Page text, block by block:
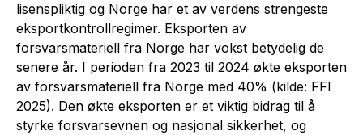
lisenspliktig og Norge har et av verdens strengeste
eksportkontrollregimer. Eksporten av
forsvarsmateriell fra Norge har vokst betydelig de
senere år. I perioden fra 2023 til 2024 økte eksporten
av forsvarsmateriell fra Norge med 40% (kilde: FFI
2025). Den økte eksporten er et viktig bidrag til å
styrke forsvarsevnen og nasjonal sikkerhet, og